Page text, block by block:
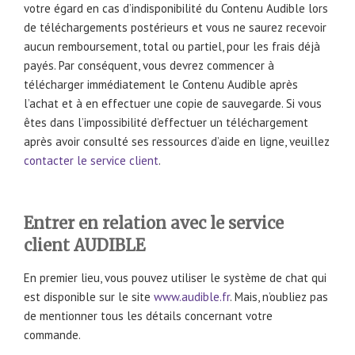
votre égard en cas d’indisponibilité du Contenu Audible lors
de téléchargements postérieurs et vous ne saurez recevoir
aucun remboursement, total ou partiel, pour les frais déjà
payés. Par conséquent, vous devrez commencer à
télécharger immédiatement le Contenu Audible après
l’achat et à en effectuer une copie de sauvegarde. Si vous
êtes dans l’impossibilité d’effectuer un téléchargement
après avoir consulté ses ressources d’aide en ligne, veuillez
contacter le service client.
Entrer en relation avec le service
client AUDIBLE
En premier lieu, vous pouvez utiliser le système de chat qui
est disponible sur le site www.audible.fr. Mais, n’oubliez pas
de mentionner tous les détails concernant votre
commande.